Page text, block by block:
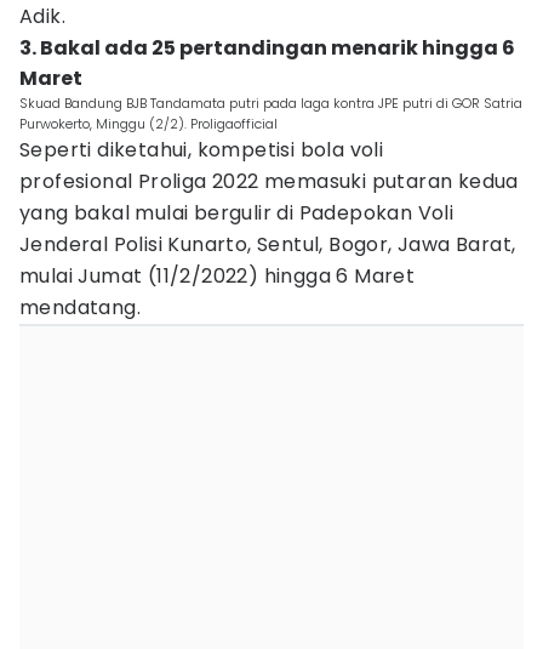
Adik.
3. Bakal ada 25 pertandingan menarik hingga 6
Maret
Skuad Bandung BJB Tandamata putri pada laga kontra JPE putri di GOR Satria
Purwokerto, Minggu (2/2). Proligaofficial
Seperti diketahui, kompetisi bola voli
profesional Proliga 2022 memasuki putaran kedua
yang bakal mulai bergulir di Padepokan Voli
Jenderal Polisi Kunarto, Sentul, Bogor, Jawa Barat,
mulai Jumat (11/2/2022) hingga 6 Maret
mendatang.